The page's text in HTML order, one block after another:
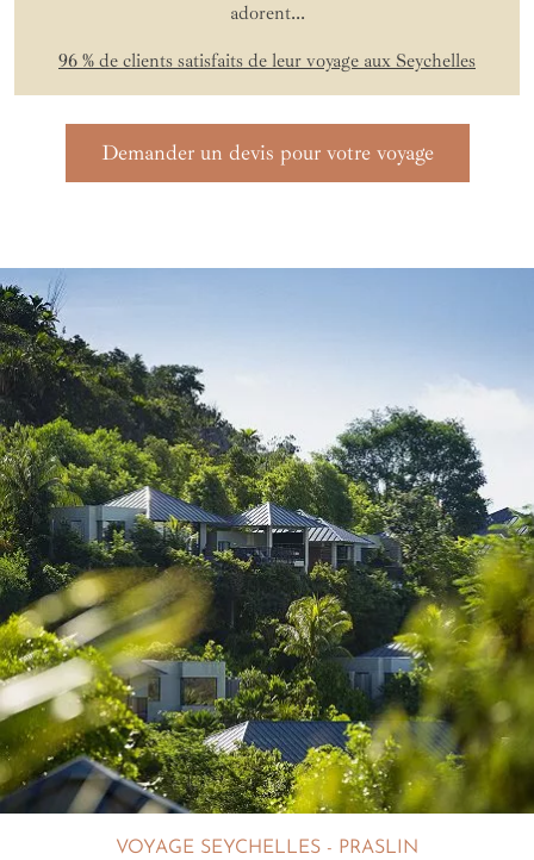
adorent...
96 % de clients satisfaits de leur voyage aux Seychelles
Demander un devis pour votre voyage
VOYAGE SEYCHELLES - PRASLIN